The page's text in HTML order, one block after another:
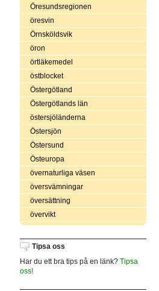
Öresundsregionen
öresvin
Örnsköldsvik
öron
örtläkemedel
östblocket
Östergötland
Östergötlands län
östersjöländerna
Östersjön
Östersund
Östeuropa
övernaturliga väsen
översvämningar
översättning
övervikt
Tipsa oss
Har du ett bra tips på en länk? Tipsa
oss!